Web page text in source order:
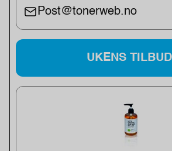
Post@tonerweb.no
UKENS